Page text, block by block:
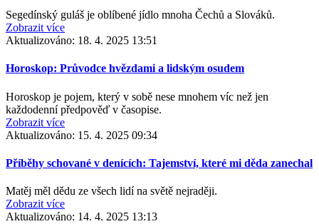
Segedínský guláš je oblíbené jídlo mnoha Čechů a Slováků.
Zobrazit více
Aktualizováno: 18. 4. 2025 13:51
Horoskop: Průvodce hvězdami a lidským osudem
Horoskop je pojem, který v sobě nese mnohem víc než jen
každodenní předpověď v časopise.
Zobrazit více
Aktualizováno: 15. 4. 2025 09:34
Příběhy schované v denících: Tajemství, které mi děda zanechal
Matěj měl dědu ze všech lidí na světě nejraději.
Zobrazit více
Aktualizováno: 14. 4. 2025 13:13